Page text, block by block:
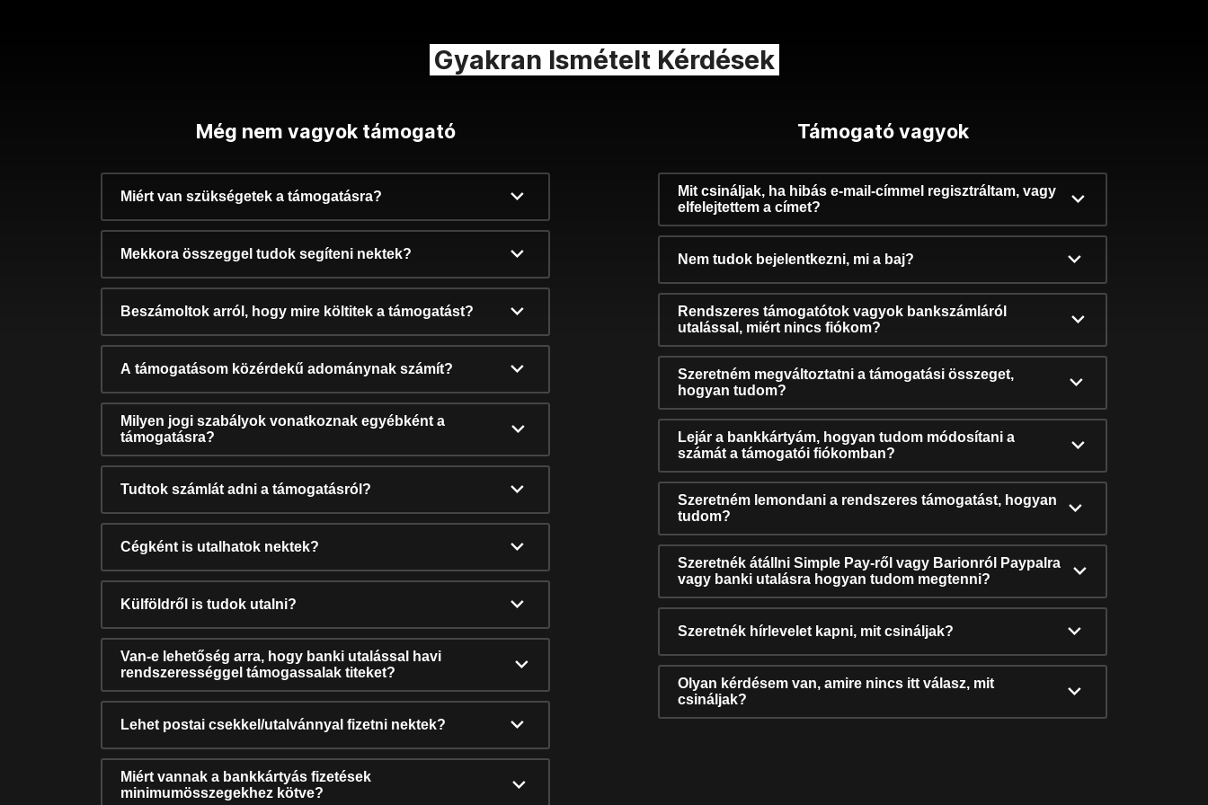
Gyakran Ismételt Kérdések
Még nem vagyok támogató
Miért van szükségetek a támogatásra?
Mekkora összeggel tudok segíteni nektek?
Beszámoltok arról, hogy mire költitek a támogatást?
A támogatásom közérdekű adománynak számít?
Milyen jogi szabályok vonatkoznak egyébként a
támogatásra?
Tudtok számlát adni a támogatásról?
Cégként is utalhatok nektek?
Külföldről is tudok utalni?
Van-e lehetőség arra, hogy banki utalással havi
rendszerességgel támogassalak titeket?
Lehet postai csekkel/utalvánnyal fizetni nektek?
Miért vannak a bankkártyás fizetések
minimumösszegekhez kötve?
Támogató vagyok
Mit csináljak, ha hibás e-mail-címmel regisztráltam, vagy
elfelejtettem a címet?
Nem tudok bejelentkezni, mi a baj?
Rendszeres támogatótok vagyok bankszámláról
utalással, miért nincs fiókom?
Szeretném megváltoztatni a támogatási összeget,
hogyan tudom?
Lejár a bankkártyám, hogyan tudom módosítani a
számát a támogatói fiókomban?
Szeretném lemondani a rendszeres támogatást, hogyan
tudom?
Szeretnék átállni Simple Pay-ről vagy Barionról Paypalra
vagy banki utalásra hogyan tudom megtenni?
Szeretnék hírlevelet kapni, mit csináljak?
Olyan kérdésem van, amire nincs itt válasz, mit
csináljak?